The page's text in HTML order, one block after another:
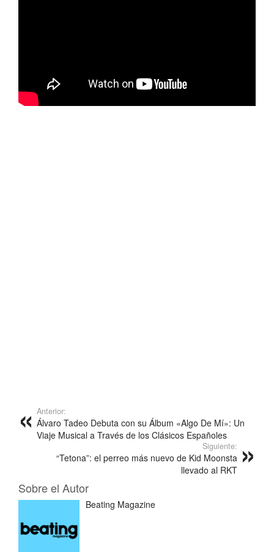
Anterior:
Álvaro Tadeo Debuta con su Álbum «Algo De Mí»: Un
Viaje Musical a Través de los Clásicos Españoles
Siguiente:
“Tetona”: el perreo más nuevo de Kid Moonsta
llevado al RKT
Sobre el Autor
Beating Magazine